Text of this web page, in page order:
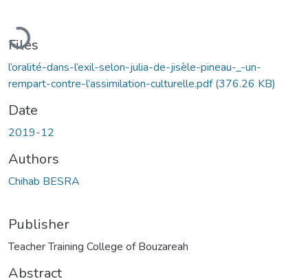
Loading...
Files
l’oralité-dans-l’exil-selon-julia-de-jisèle-pineau-_-un-
rempart-contre-l’assimilation-culturelle.pdf(376.26 KB)
Date
2019-12
Authors
Chihab BESRA
Publisher
Teacher Training College of Bouzareah
Abstract